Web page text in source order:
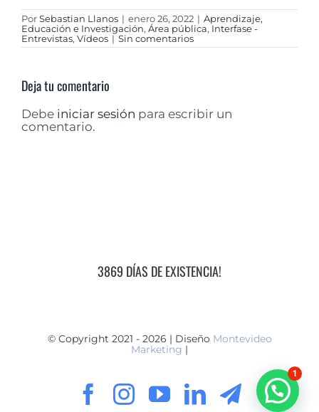
PorSebastian Llanos | enero 26, 2022 | Aprendizaje,
Educación e Investigación, Área pública, Interfase -
Entrevistas, Vídeos | Sin comentarios
Deja tu comentario
Debe iniciar sesión para escribir un
comentario.
3869 DÍAS DE EXISTENCIA!
© Copyright 2021 - 2026 | Diseño Montevideo
Marketing |
1